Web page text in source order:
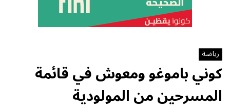
رياضة
كوني باموغو ومعوش في قائمة
المسرحين من المولودية